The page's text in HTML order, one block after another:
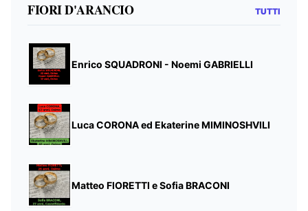
FIORI D'ARANCIO TUTTI
Enrico SQUADRONI - Noemi GABRIELLI
Luca CORONA ed Ekaterine MIMINOSHVILI
Matteo FIORETTI e Sofia BRACONI